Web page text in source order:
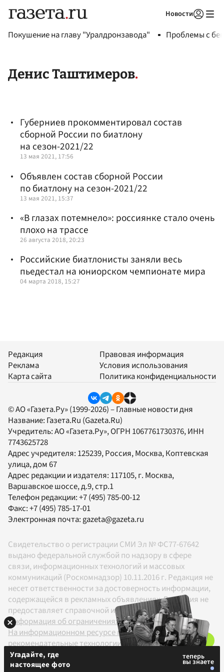
Новости
Покушение на главу "Уралдронзавода" Проблемы с
Денис Таштимеров
Губерниев прокомментировал состав
сборной России по биатлону
на сезон-2021/22
13 мая 2021, 17:56
Объявлен состав сборной России
по биатлону на сезон-2021/22
13 мая 2021, 15:37
«В глазах потемнело»: россиянке стало очень
плохо на трассе
26 августа 2018, 20:23
Российские биатлонисты заняли весь
пьедестал на юниорском чемпионате мира
04 марта 2018, 15:27
Редакция
Реклама
Карта сайта
Правовая информация
Условия использования
Политика конфиденциальности
© АО «Газета.Ру» (1999-2026) – Главные новости дня
Название: Газета.Ru (Gazeta.Ru)
Учредитель:АО «Газета.Ру», ОГРН 1067761730376, ИНН
7743625728
Адрес учредителя: 125239, Россия, Москва, Коптевская
улица, дом 67
Адрес редакции и издателя: 117105, г. Москва,
Варшавское шоссе, д.9, стр.1
Телефон редакции:+7 (495) 785-00-12
Факс:+7 (495) 785-17-01
Электронная почта: gazeta@gazeta.ru
Свидетельство о регистрации СМИ Эл № ФС77-67642
выдано федеральной службой по надзору в сфере
связи, информационных технологий и массовых
коммуникаций (Роскомнадзор) 10.11.2016 г. Редакция не
несет ответственности за достоверность информации,
содержащейся в рекламных объявлениях. Редакция не
предоставляет справочной информации.
Информация об ограничениях
На информационном ресурсе применяются
рекомендательные технологии в соответствии с
Правилами
Угадайте, где
настоящее фото